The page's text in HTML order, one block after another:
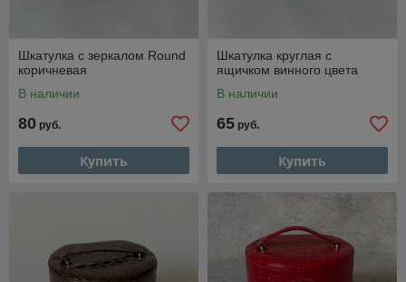
Шкатулка с зеркалом Round
коричневая
В наличии
80 руб.
Купить
Шкатулка круглая c
ящичком винного цвета
В наличии
65 руб.
Купить